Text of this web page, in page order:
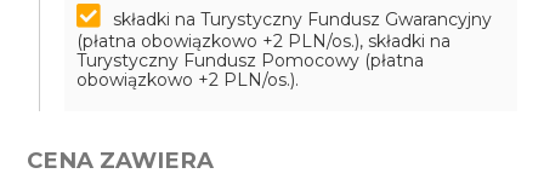
składki na Turystyczny Fundusz Gwarancyjny
(płatna obowiązkowo +2 PLN/os.), składki na
Turystyczny Fundusz Pomocowy (płatna
obowiązkowo +2 PLN/os.).
CENA ZAWIERA